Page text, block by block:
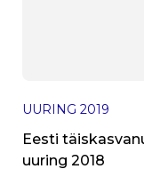
UURING 2019
Eesti
uuring 2018